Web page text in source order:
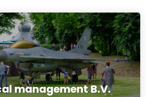
management B.V.